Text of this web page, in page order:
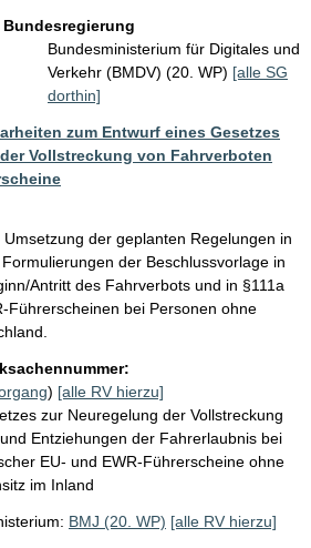
Bundesregierung
Bundesministerium für Digitales und
Verkehr (BMDV) (20. WP) [alle SG
dorthin]
zum Entwurf eines Gesetzes
Vollstreckung von Fahrverboten
der geplanten Regelungen in
der Beschlussvorlage in
Antritt des Fahrverbots und in §111a
Führerscheinen bei Personen ohne
) [alle RV hierzu]
zur Neuregelung der Vollstreckung
Entziehungen der Fahrerlaubnis bei
EU- und EWR-Führerscheine ohne
im Inland
BMJ (20. WP) [alle RV hierzu]